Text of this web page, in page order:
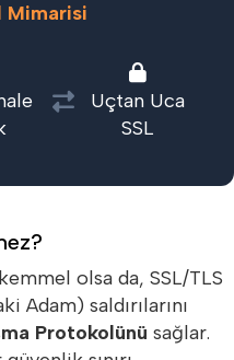
Mimarisi
Uçtan Uca
SSL
olsa da, SSL/TLS
saldırılarını
Protokolünü sağlar.